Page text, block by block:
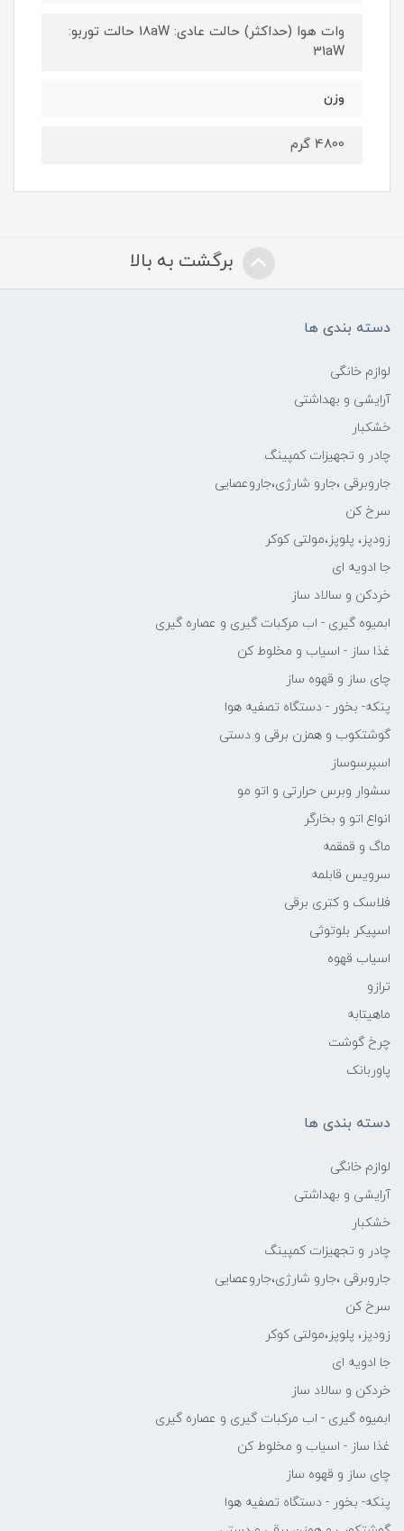
وات هوا (حداکثر) حالت عادی: 18aW حالت توربو:
31aW
وزن
4800 گرم
برگشت به بالا
دسته بندی ها
لوازم خانگی
آرایشی و بهداشتی
خشکبار
چادر و تجهیزات کمپینگ
جاروبرقی ،جارو شارژی،جاروعصایی
سرخ کن
زودپز، پلوپز،مولتی کوکر
جا ادویه ای
خردکن و سالاد ساز
ابمیوه گیری - اب مرکبات گیری و عصاره گیری
غذا ساز - اسیاب و مخلوط کن
چای ساز و قهوه ساز
پنکه- بخور - دستگاه تصفیه هوا
گوشتکوب و همزن برقی و دستی
اسپرسوساز
سشوار وبرس حرارتی و اتو مو
انواع اتو و بخارگر
ماگ و قمقمه
سرویس قابلمه
فلاسک و کتری برقی
اسپیکر بلوتوثی
اسیاب قهوه
ترازو
ماهیتابه
چرخ گوشت
پاوربانک
دسته بندی ها
لوازم خانگی
آرایشی و بهداشتی
خشکبار
چادر و تجهیزات کمپینگ
جاروبرقی ،جارو شارژی،جاروعصایی
سرخ کن
زودپز، پلوپز،مولتی کوکر
جا ادویه ای
خردکن و سالاد ساز
ابمیوه گیری - اب مرکبات گیری و عصاره گیری
غذا ساز - اسیاب و مخلوط کن
چای ساز و قهوه ساز
پنکه- بخور - دستگاه تصفیه هوا